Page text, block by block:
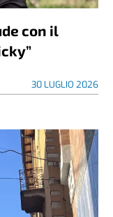
con il
30 LUGLIO 2026